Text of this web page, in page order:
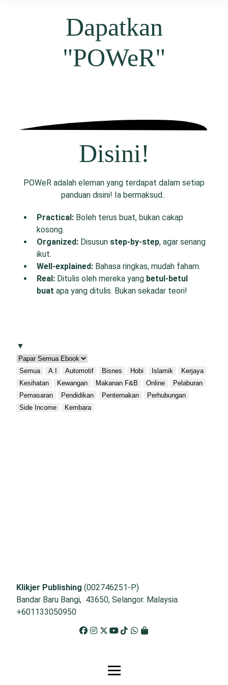
Dapatkan
"POWeR"
Disini!
POWeR adalah eleman yang terdapat dalam setiap
panduan disini! Ia bermaksud..
Practical: Boleh terus buat, bukan cakap
kosong.
Organized: Disusun step-by-step, agar senang
ikut.
Well-explained: Bahasa ringkas, mudah faham.
Real: Ditulis oleh mereka yang betul-betul
buat apa yang ditulis. Bukan sekadar teori!
▼
Semua A.I Automotif Bisnes Hobi Islamik
Kerjaya
Kesihatan
Kewangan Makanan F&B Online
Pelaburan
Pemasaran
Pendidikan Penternakan
Perhubungan
Side Income
Kembara
Klikjer Publishing (002746251-P)
Bandar Baru Bangi, 43650, Selangor. Malaysia.
+601133050950